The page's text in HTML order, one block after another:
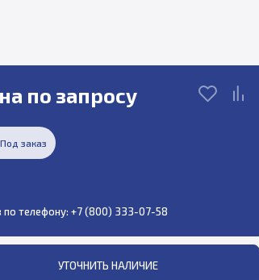
по запросу
Под заказ
по телефону: +7 (800) 333-07-58
УТОЧНИТЬ НАЛИЧИЕ